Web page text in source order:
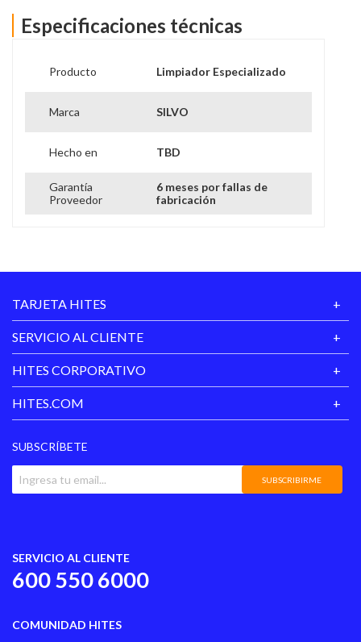
Especificaciones técnicas
Producto Limpiador Especializado
Marca SILVO
Hecho en TBD
Garantía
Proveedor
6 meses por fallas de
fabricación
TARJETA HITES
SERVICIO AL CLIENTE
HITES CORPORATIVO
HITES.COM
SUBSCRÍBETE
SUBSCRIBIRME
SERVICIO AL CLIENTE
600 550 6000
COMUNIDAD HITES